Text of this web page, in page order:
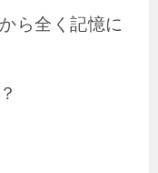
ら全く記憶に